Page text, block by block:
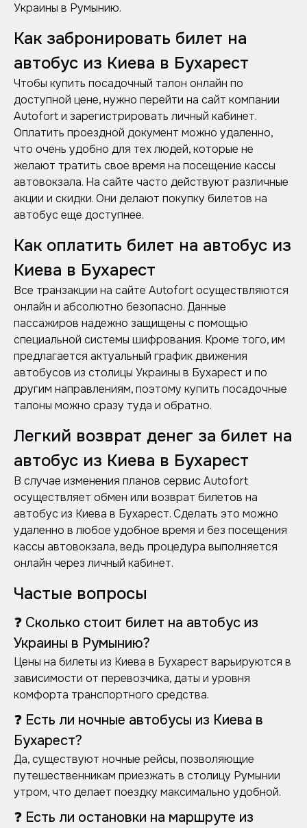
Украины в Румынию.
Как забронировать билет на
автобус из Киева в Бухарест
Чтобы купить посадочный талон онлайн по
доступной цене, нужно перейти на сайт компании
Autofort и зарегистрировать личный кабинет.
Оплатить проездной документ можно удаленно,
что очень удобно для тех людей, которые не
желают тратить свое время на посещение кассы
автовокзала. На сайте часто действуют различные
акции и скидки. Они делают покупку билетов на
автобус еще доступнее.
Как оплатить билет на автобус из
Киева в Бухарест
Все транзакции на сайте Autofort осуществляются
онлайн и абсолютно безопасно. Данные
пассажиров надежно защищены с помощью
специальной системы шифрования. Кроме того, им
предлагается актуальный график движения
автобусов из столицы Украины в Бухарест и по
другим направлениям, поэтому купить посадочные
талоны можно сразу туда и обратно.
Легкий возврат денег за билет на
автобус из Киева в Бухарест
В случае изменения планов cервис Autofort
осуществляет обмен или возврат билетов на
автобус из Киева в Бухарест. Сделать это можно
удаленно в любое удобное время и без посещения
кассы автовокзала, ведь процедура выполняется
онлайн через личный кабинет.
Частые вопросы
❓ Сколько стоит билет на автобус из
Украины в Румынию?
Цены на билеты из Киева в Бухарест варьируются в
зависимости от перевозчика, даты и уровня
комфорта транспортного средства.
❓ Есть ли ночные автобусы из Киева в
Бухарест?
Да, существуют ночные рейсы, позволяющие
путешественникам приезжать в столицу Румынии
утром, что делает поездку максимально удобной.
❓ Есть ли остановки на маршруте из